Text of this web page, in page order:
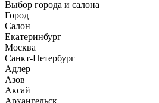
Выбор города и салона
Город
Салон
Екатеринбург
Москва
Санкт-Петербург
Адлер
Азов
Аксай